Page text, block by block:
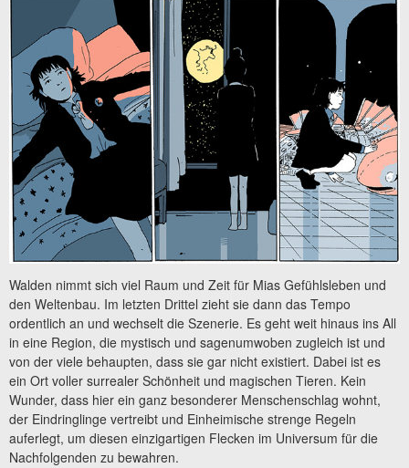
Walden nimmt sich viel Raum und Zeit für Mias Gefühlsleben und
den Weltenbau. Im letzten Drittel zieht sie dann das Tempo
ordentlich an und wechselt die Szenerie. Es geht weit hinaus ins All
in eine Region, die mystisch und sagenumwoben zugleich ist und
von der viele behaupten, dass sie gar nicht existiert. Dabei ist es
ein Ort voller surrealer Schönheit und magischen Tieren. Kein
Wunder, dass hier ein ganz besonderer Menschenschlag wohnt,
der Eindringlinge vertreibt und Einheimische strenge Regeln
auferlegt, um diesen einzigartigen Flecken im Universum für die
Nachfolgenden zu bewahren.